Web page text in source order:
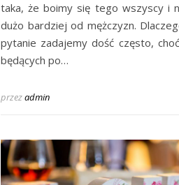
taka, że boimy się tego wszyscy i
dużo bardziej od mężczyzn.
pytanie zadajemy dość często,
będących po…
przezadmin